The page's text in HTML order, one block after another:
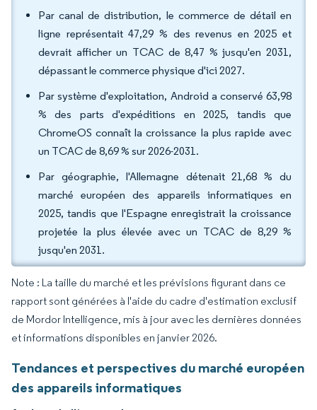
Par canal de distribution, le commerce de détail en
ligne représentait 47,29 % des revenus en 2025 et
devrait afficher un TCAC de 8,47 % jusqu'en 2031,
dépassant le commerce physique d'ici 2027.
Par système d'exploitation, Android a conservé 63,98
% des parts d'expéditions en 2025, tandis que
ChromeOS connaît la croissance la plus rapide avec
un TCAC de 8,69 % sur 2026-2031.
Par géographie, l'Allemagne détenait 21,68 % du
marché européen des appareils informatiques en
2025, tandis que l'Espagne enregistrait la croissance
projetée la plus élevée avec un TCAC de 8,29 %
jusqu'en 2031.
Note : La taille du marché et les prévisions figurant dans ce
rapport sont générées à l'aide du cadre d'estimation exclusif
de Mordor Intelligence, mis à jour avec les dernières données
et informations disponibles en janvier 2026.
Tendances et perspectives du marché européen
des appareils informatiques